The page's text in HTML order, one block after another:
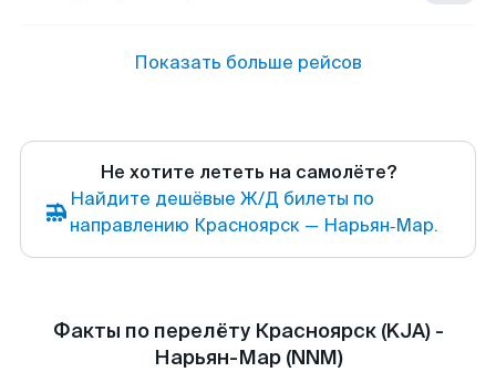
Показать больше рейсов
Не хотите лететь на самолёте?
Найдите дешёвые Ж/Д билеты по
направлению Красноярск — Нарьян‑Мар.
Факты по перелёту Красноярск (KJA) -
Нарьян-Мар (NNM)